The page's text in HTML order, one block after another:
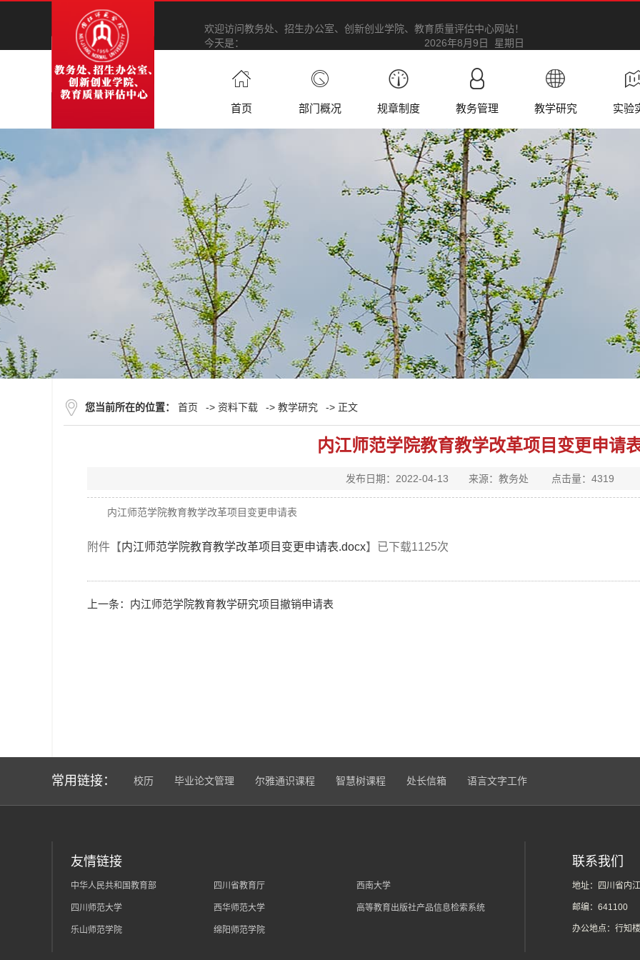
欢迎访问教务处、招生办公室、创新创业学院、教育质量评估中心网站！
今天是：
2026年8月9日 星期日
首页 部门概况 规章制度 教务管理 教学研究 实验
您当前所在的位置： 首页 -> 资料下载 -> 教学研究 -> 正文
内江师范学院教育教学改革项目变更申请
发布日期：2022-04-13 来源：教务处 点击量： 4319
内江师范学院教育教学改革项目变更申请表
附件【内江师范学院教育教学改革项目变更申请表.docx】已下载1125次
上一条： 内江师范学院教育教学研究项目撤销申请表
常用链接： 校历 毕业论文管理 尔雅通识课程 智慧树课程 处长信箱 语言文字工作
友情链接
中华人民共和国教育部 四川省教育厅 西南大学
四川师范大学 西华师范大学 高等教育出版社产品信息检索系统
乐山师范学院 绵阳师范学院
联系我们
地址：四川省内
邮编：641100
办公地点：行知